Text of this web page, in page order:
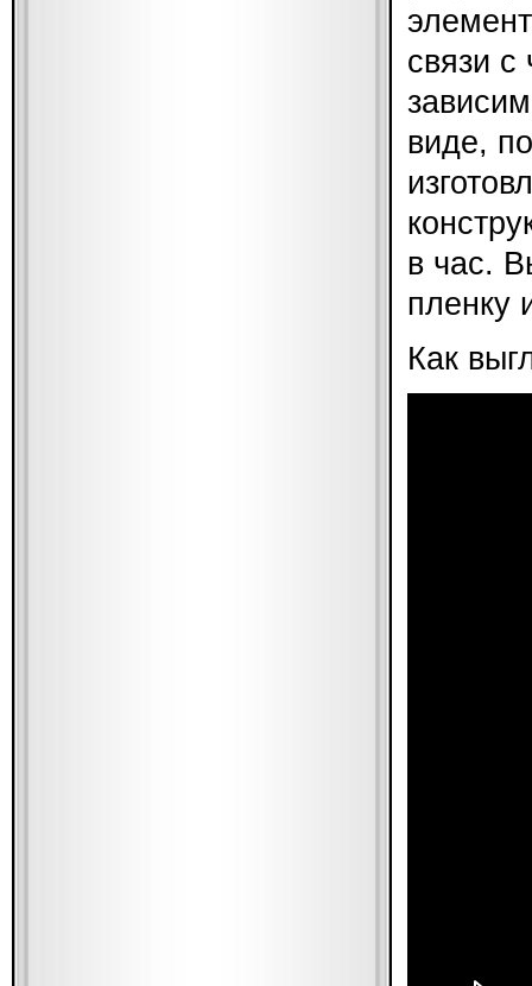
связи
виде,
в час.
пленку
Как